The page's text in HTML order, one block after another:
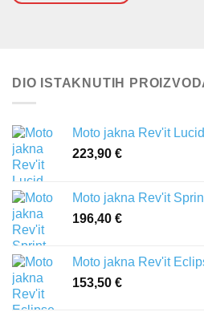
DIO ISTAKNUTIH
Moto jakna Rev'it
223,90 €
Moto jakna Rev'it
196,40 €
Moto jakna Rev'it
153,50 €